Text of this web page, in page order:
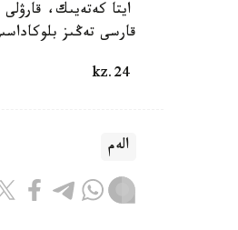
ايتا كەتەيىك،
قارسى تەڭىز بلوكاداسىن 20- شىلدەدە ەنگىزگەن بولاتىن. بۇل سودان بەرى شابۋىلعا ۇشىراعان
الەم